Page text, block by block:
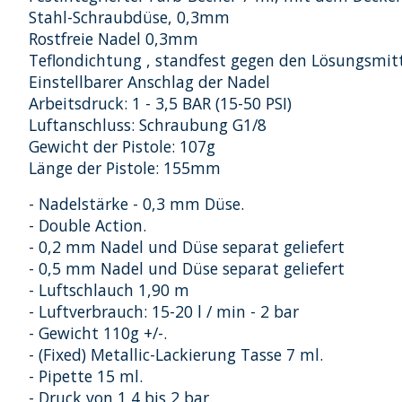
Stahl-Schraubdüse, 0,3mm
Rostfreie Nadel 0,3mm
Teflondichtung , standfest gegen den
Einstellbarer Anschlag der Nadel
Arbeitsdruck: 1 - 3,5 BAR (15-50 PSI)
Luftanschluss: Schraubung G1/8
Gewicht der Pistole: 107g
Länge der Pistole: 155mm
- Nadelstärke - 0,3 mm Düse.
- Double Action.
- 0,2 mm Nadel und Düse separat geliefert
- 0,5 mm Nadel und Düse separat geliefert
- Luftschlauch 1,90 m
- Luftverbrauch: 15-20 l / min - 2 bar
- Gewicht 110g +/-.
- (Fixed) Metallic-Lackierung Tasse 7 ml.
- Pipette 15 ml.